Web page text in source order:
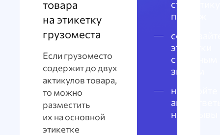
товара
на этикетку
грузоместа
Если грузоместо
содержит до двух
актикулов товара,
то можно
разместить
их на основной
этикетке
статистику
продаж
этикетки
с честным
знаком
настройте
на отзывы